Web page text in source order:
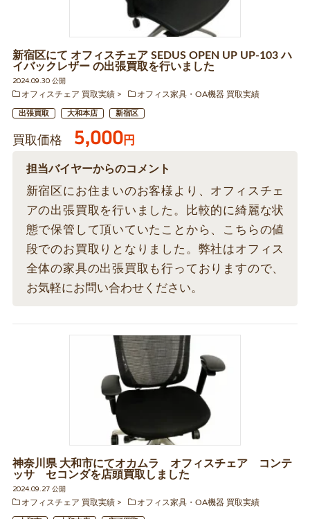
新宿区にて オフィスチェア SEDUS OPEN UP UP-103 ハ
イバックレザー の出張買取を行いました
2024.09.30 公開
オフィスチェア 買取実績
オフィス家具・OA機器 買取実績
出張買取 大和本店 新宿区
買取価格 5,000円
担当バイヤーからのコメント
新宿区にお住まいのお客様より、オフィスチェ
アの出張買取を行いました。比較的に綺麗な状
態で保管して頂いていたことから、こちらの値
段でのお買取りとなりました。弊社はオフィス
全体の家具の出張買取も行っておりますので、
お気軽にお問い合わせください。
神奈川県 大和市にてオカムラ オフィスチェア コンテ
ッサ セコンダを店頭買取しました
2024.09.27 公開
オフィスチェア 買取実績
オフィス家具・OA機器 買取実績